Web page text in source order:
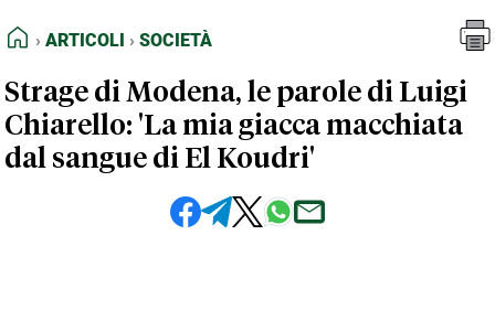
FEED RSS
NORMATIVE DEONTOLOGICHE
TERMINI e CONDIZIONI
HOME
ARTICOLI SOCIETÀ
Strage di Modena, le parole di Luigi
Chiarello: 'La mia giacca macchiata
dal sangue di El Koudri'